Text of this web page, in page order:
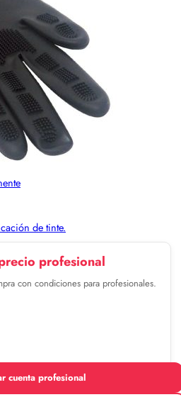
de tinte.
profesional
con condiciones para profesionales.
cuenta profesional